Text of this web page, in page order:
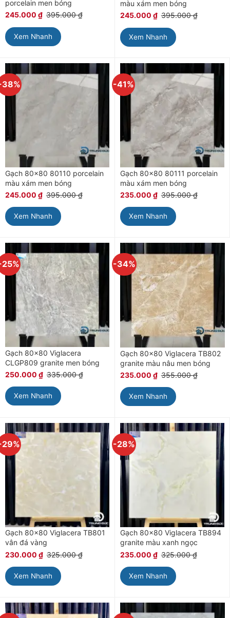
porcelain men bóng
245.000 ₫ 395.000₫
Xem Nhanh
màu xám men bóng
245.000 ₫ 395.000₫
Xem Nhanh
Gạch 80×80 80110 porcelain
màu xám men bóng
245.000 ₫ 395.000₫
Xem Nhanh
-41%
Gạch 80×80 80111 porcelain
màu xám men bóng
235.000 ₫ 395.000₫
Xem Nhanh
Gạch 80×80 Viglacera
CLGP809 granite men bóng
250.000 ₫ 335.000₫
Xem Nhanh
-34%
Gạch 80×80 Viglacera TB802
granite màu nâu men bóng
235.000 ₫ 355.000₫
Xem Nhanh
Gạch 80×80 Viglacera TB801
vân đá vàng
230.000 ₫ 325.000₫
Xem Nhanh
-28%
Gạch 80×80 Viglacera TB894
granite màu xanh ngọc
235.000 ₫ 325.000₫
Xem Nhanh